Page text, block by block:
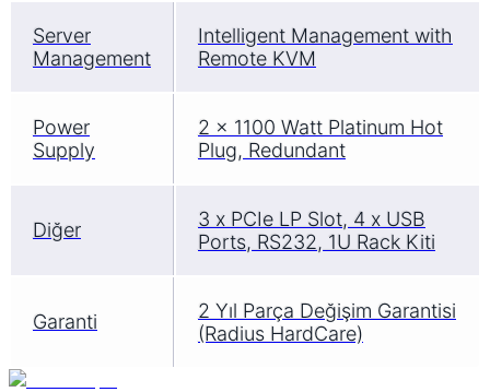
Server
Management
Intelligent Management with
Remote KVM
Power
Supply
2 x 1100 Watt Platinum Hot
Plug, Redundant
Diğer
3 x PCIe LP Slot, 4 x USB
Ports, RS232, 1U Rack Kiti
Garanti
2 Yıl Parça Değişim Garantisi
(Radius HardCare)